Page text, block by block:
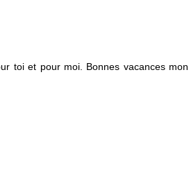
toi et pour moi. Bonnes vacances mon